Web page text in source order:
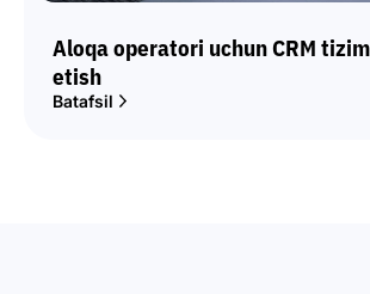
Aloqa operatori uchun CRM
etish
Batafsil